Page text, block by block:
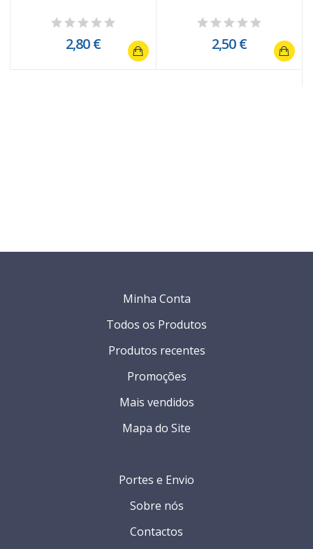
2,80 € 2,50 €
Portes e Envio
Sobre nós
Contactos
Minha Conta
Todos os Produtos
Produtos recentes
Promoções
Mais vendidos
Mapa do Site